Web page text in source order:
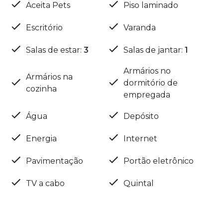
Aceita Pets Piso laminado
Escritório Varanda
Salas de estar: 3 Salas de jantar: 1
Armários na
cozinha
Armários no
dormitório de
empregada
Água Depósito
Energia Internet
Pavimentação Portão eletrônico
TV a cabo Quintal